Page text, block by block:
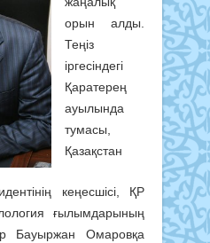
орын алды.
Теңіз
іргесіндегі
Қаратерең
ауылында
тумасы,
Қазақстан
кеңесшісі, ҚР
ғылымдарының
Бауыржан Омаровқа